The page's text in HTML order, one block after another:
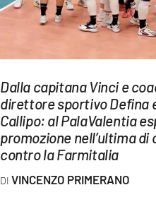
Streaming
LAC ONAIR
LaC
Network
LACPLAY.IT
Dalla capitana Vinci e
direttore sportivo Defina
Callipo: al PalaValentia
promozione nell’ultima
contro la Farmitalia
VINCENZO PRIMERANO